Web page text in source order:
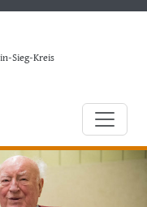
Sieg-Kreis